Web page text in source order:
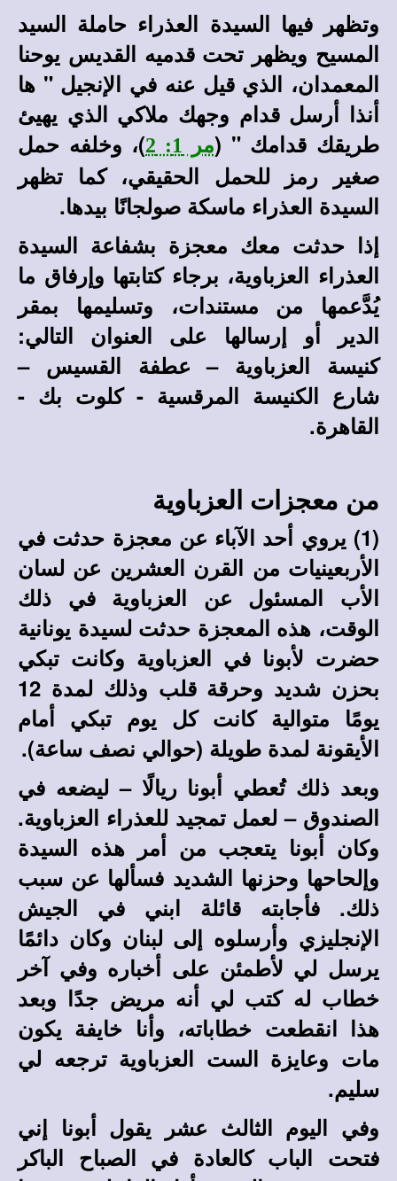
وتظهر فيها السيدة العذراء حاملة السيد
المسيح ويظهر تحت قدميه القديس يوحنا
المعمدان، الذي قيل عنه في الإنجيل " ها
أنذا أرسل قدام وجهك ملاكي الذي يهيئ
طريقك قدامك " (مر 1: 2
)، وخلفه حمل
صغير رمز للحمل الحقيقي، كما تظهر
السيدة العذراء ماسكة صولجانًا بيدها.
إذا حدثت معك معجزة بشفاعة السيدة
العذراء العزباوية، برجاء كتابتها وإرفاق ما
يُدَّعمها من مستندات، وتسليمها بمقر
الدير أو إرسالها على العنوان التالي:
كنيسة العزباوية – عطفة القسيس –
شارع الكنيسة المرقسية - كلوت بك -
القاهرة.
من معجزات العزباوية
(1) يروي أحد الآباء عن معجزة حدثت في
الأربعينيات من القرن العشرين عن لسان
الأب المسئول عن العزباوية في ذلك
الوقت، هذه المعجزة حدثت لسيدة يونانية
حضرت لأبونا في العزباوية وكانت تبكي
بحزن شديد وحرقة قلب وذلك لمدة 12
يومًا متوالية كانت كل يوم تبكي أمام
الأيقونة لمدة طويلة (حوالي نصف ساعة).
وبعد ذلك تُعطي أبونا ريالًا – ليضعه في
الصندوق – لعمل تمجيد للعذراء العزباوية.
وكان أبونا يتعجب من أمر هذه السيدة
وإلحاحها وحزنها الشديد فسألها عن سبب
ذلك. فأجابته قائلة ابني في الجيش
الإنجليزي وأرسلوه إلى لبنان وكان دائمًا
يرسل لي لأطمئن على أخباره وفي آخر
خطاب له كتب لي أنه مريض جدًا وبعد
هذا انقطعت خطاباته، وأنا خايفة يكون
مات وعايزة الست العزباوية ترجعه لي
سليم.
وفي اليوم الثالث عشر يقول أبونا إني
فتحت الباب كالعادة في الصباح الباكر